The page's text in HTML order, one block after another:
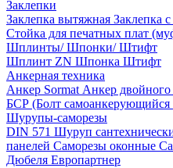
Заклепки
Заклепка вытяжная Заклепка
Стойка для печатных плат
Шплинты/ Шпонки/ Штифт
Шплинт ZN Шпонка Штифт
Анкерная техника
Анкер Sormat Анкер двойного
БСР (Болт самоанкерующийся
Шурупы-саморезы
DIN 571 Шуруп
панелей Саморезы оконные
Дюбеля Европартнер